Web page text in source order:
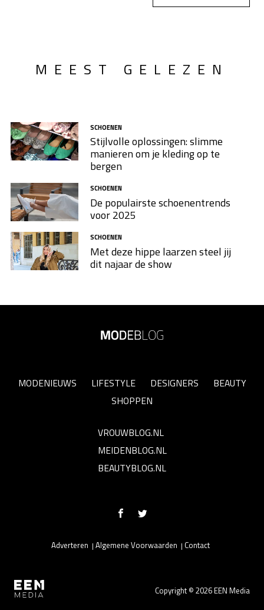
MEEST GELEZEN
SCHOENEN
Stijlvolle oplossingen: slimme
manieren om je kleding op te
bergen
SCHOENEN
De populairste schoenentrends
voor 2025
SCHOENEN
Met deze hippe laarzen steel jij
dit najaar de show
MODENIEUWS LIFESTYLE DESIGNERS
BEAUTY
SHOPPEN
VROUWBLOG.NL
MEIDENBLOG.NL
BEAUTYBLOG.NL
Copyright © 2026 EEN Media
Adverteren Algemene Voorwaarden Contact